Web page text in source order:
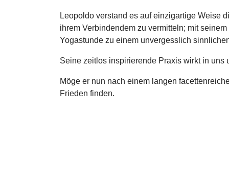
Leopoldo verstand es auf einzigartige Weise
ihrem Verbindendem zu vermitteln; mit
Yogastunde zu einem unvergesslich
Seine zeitlos inspirierende Praxis wirkt in uns
Möge er nun nach einem langen
Frieden finden.